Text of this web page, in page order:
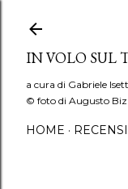
IN VOLO SUL
a cura di Gabriele
© foto di Augusto
HOME